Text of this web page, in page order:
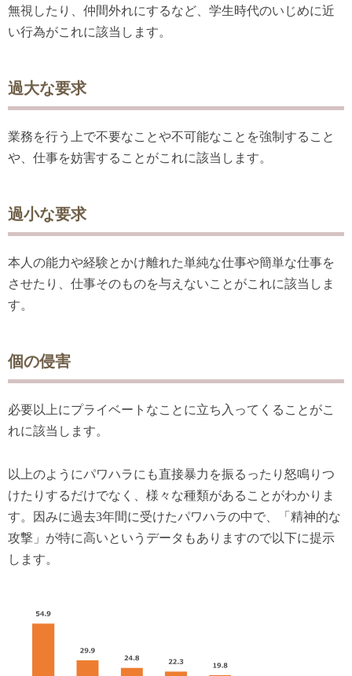
無視したり、仲間外れにするなど、学生時代のいじめに近
い行為がこれに該当します。
過大な要求
業務を行う上で不要なことや不可能なことを強制すること
や、仕事を妨害することがこれに該当します。
過小な要求
本人の能力や経験とかけ離れた単純な仕事や簡単な仕事を
させたり、仕事そのものを与えないことがこれに該当しま
す。
個の侵害
必要以上にプライベートなことに立ち入ってくることがこ
れに該当します。
以上のようにパワハラにも直接暴力を振るったり怒鳴りつ
けたりするだけでなく、様々な種類があることがわかりま
す。因みに過去3年間に受けたパワハラの中で、「精神的な
攻撃」が特に高いというデータもありますので以下に提示
します。